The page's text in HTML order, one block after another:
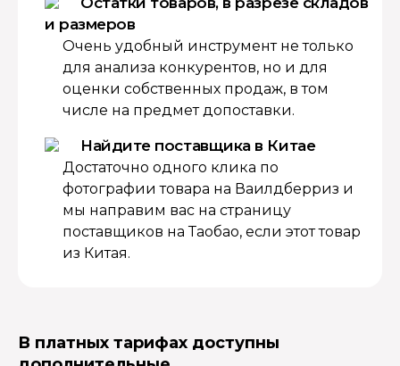
и размеров
Очень удобный инструмент не только
для анализа конкурентов, но и для
оценки собственных продаж, в том
числе на предмет допоставки.
Найдите поставщика в Китае
Достаточно одного клика по
фотографии товара на Ваилдберриз и
мы направим вас на страницу
поставщиков на Таобао, если этот товар
из Китая.
В платных тарифах доступны